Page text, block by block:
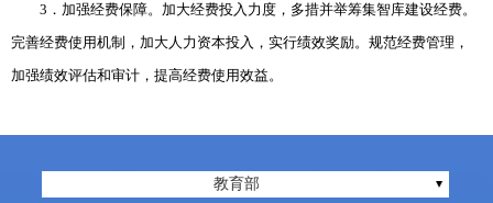
3．加强经费保障。加大经费投入力度，多措并举筹集智库建设经费。
完善经费使用机制，加大人力资本投入，实行绩效奖励。规范经费管理，
加强绩效评估和审计，提高经费使用效益。
教育部